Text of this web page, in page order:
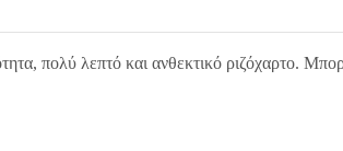
πολύ λεπτό και ανθεκτικό ριζόχαρτο.